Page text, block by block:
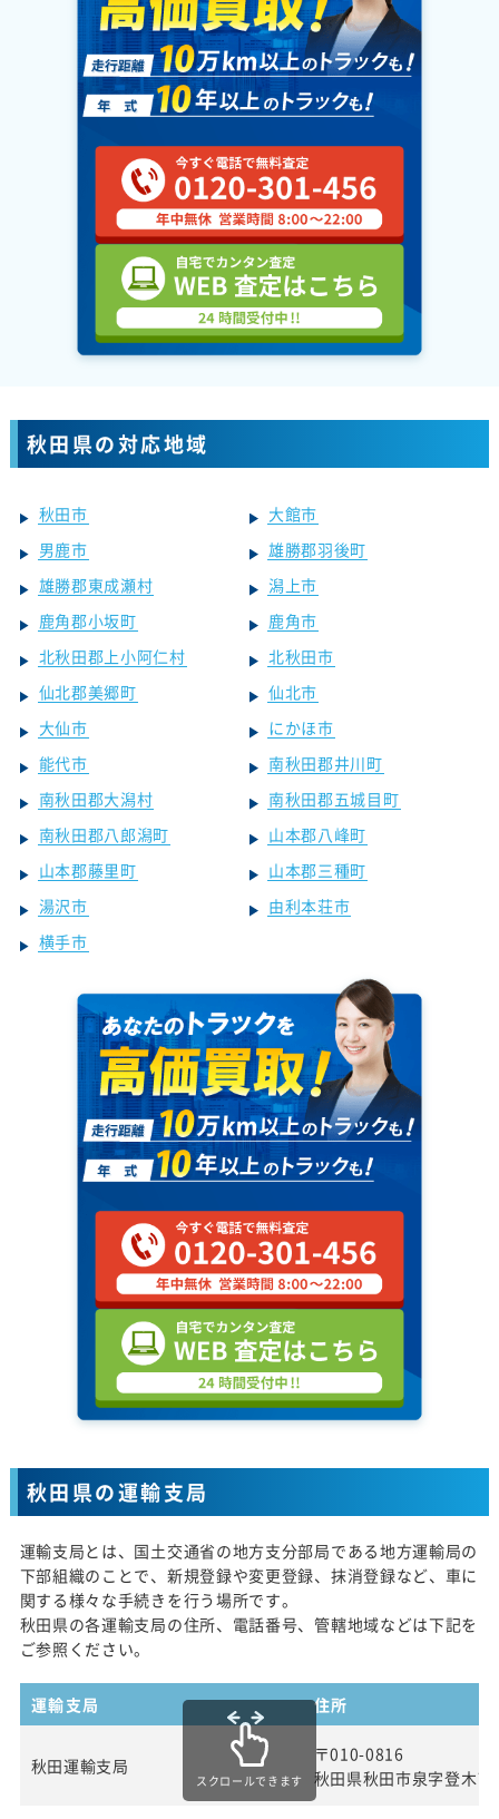
秋田県の対応地域
秋田市
大館市
男鹿市
雄勝郡羽後町
雄勝郡東成瀬村
潟上市
鹿角郡小坂町
鹿角市
北秋田郡上小阿仁村
北秋田市
仙北郡美郷町
仙北市
大仙市
にかほ市
能代市
南秋田郡井川町
南秋田郡大潟村
南秋田郡五城目町
南秋田郡八郎潟町
山本郡八峰町
山本郡藤里町
山本郡三種町
湯沢市
由利本荘市
横手市
秋田県の運輸支局
運輸支局とは、国土交通省の地方支分部局である地方運輸局の
下部組織のことで、新規登録や変更登録、抹消登録など、車に
関する様々な手続きを行う場所です。
秋田県の各運輸支局の住所、電話番号、管轄地域などは下記を
ご参照ください。
運輸支局 住所
秋田運輸支局
〒010-0816
秋田県秋田市泉字登木
スクロールできます